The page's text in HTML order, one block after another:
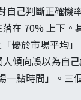
自己判斷正確機
在 70% 上下。
優於市場平均」
傾向誤以為自
一點時間」。三